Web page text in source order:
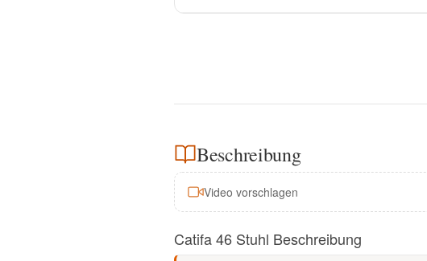
Beschreibung
Video vorschlagen
Catifa 46 Stuhl Beschreibung